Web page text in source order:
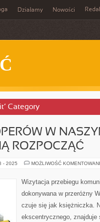
Działamy Nowości
Category
W
ROZPOCZĄĆ
- 2025 MOŻLIWOŚĆ
Wizytacja przebiegu
dokonywana w przeróżny
czuje się jak księżniczka.
ekscentrycznego,